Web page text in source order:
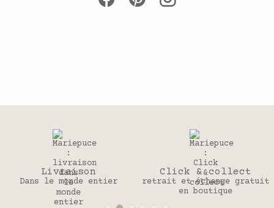
Livraison
Dans le monde entier
Click & collect
retrait et échange gratuit
en boutique